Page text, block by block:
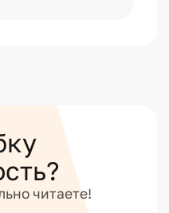
читаете!